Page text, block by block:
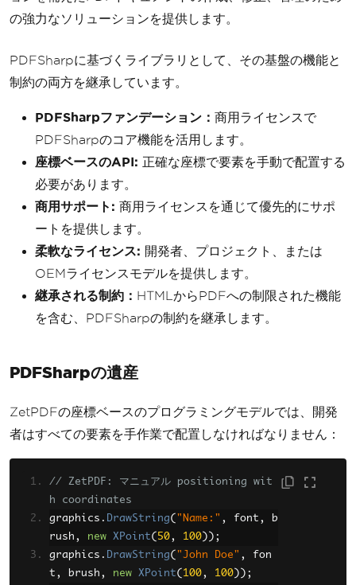
の強力なソリューションを提供します。
PDFSharpに基づくライブラリとして、その基盤の機能と
制約の両方を継承しています。
PDFSharpファンデーション： 商用ライセンスで
PDFSharpのコア機能を活用します。
座標ベースのAPI: 正確な座標で要素を手動で配置する
必要があります。
商用サポート: 商用ライセンスを通じて優先的にサポ
ートを提供します。
柔軟なライセンス: 開発者、プロジェクト、または
OEMライセンスモデルを提供します。
継承される制約： HTMLからPDFへの制限された機能
を含む、PDFSharpの制約を継承します。
PDFSharpの遺産
ZetPDFの座標ベースのプログラミングモデルでは、開発
者はすべての要素を手作業で配置しなければなりません：
// ZetPDF: マニュアル positioning wit
h coordinates
graphics . DrawString( "Name:" , font ,
b
rush , new XPoint( 50, 100 ));
graphics . DrawString( "John Doe" ,
fon
t , brush , new XPoint( 100, 100 ));